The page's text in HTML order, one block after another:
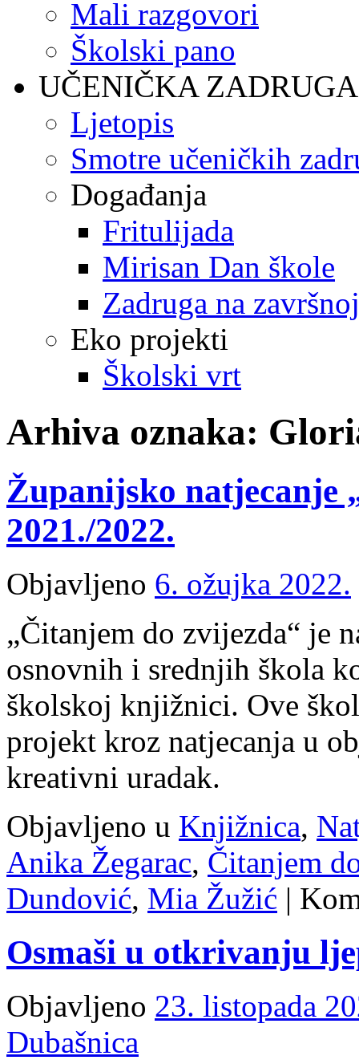
Mali razgovori
Školski pano
UČENIČKA ZADRUGA
Ljetopis
Smotre učeničkih
Događanja
Fritulijada
Mirisan Dan škole
Zadruga na
Eko projekti
Školski vrt
Arhiva oznaka:
Županijsko natjecanje
2021./2022.
Objavljeno 6. ožujka 2022.
„Čitanjem do zvijezda“ je
osnovnih i srednjih škola
školskoj knjižnici. Ove
projekt kroz natjecanja u
kreativni uradak.
Objavljeno u Knjižnica,
Anika Žegarac, Čitanjem
Dundović, Mia Žužić |
Osmaši u otkrivanju
Objavljeno 23. listopada
Dubašnica